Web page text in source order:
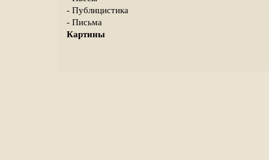
- Публицистика
- Письма
Картины